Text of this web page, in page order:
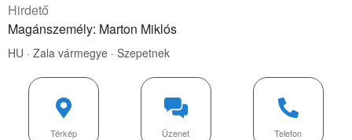
Hirdető
Magánszemély: Marton Miklós
HU · Zala vármegye · Szepetnek
Telefon
Üzenet
Térkép